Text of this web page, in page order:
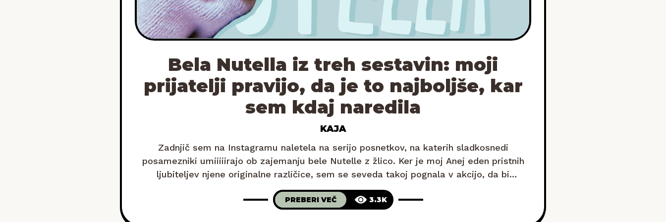
Bela Nutella iz treh sestavin: moji
prijatelji pravijo, da je to najboljše, kar
sem kdaj naredila
KAJA
Zadnjič sem na Instagramu naletela na serijo posnetkov, na katerih sladkosnedi
posamezniki umiiiiirajo ob zajemanju bele Nutelle z žlico. Ker je moj Anej eden pristnih
ljubiteljev njene originalne različice, sem se seveda takoj pognala v akcijo, da bi
ugotovila, kje bi jo lahko kupila. Kmalu sem ugotovila, da »originalna« bela Nutella
pravzaprav sploh ne obstaja.
PREBERI VEČ 3.3K